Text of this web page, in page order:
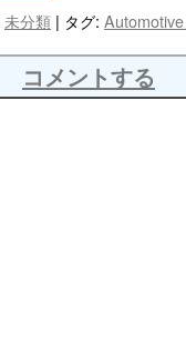
未分類 | タグ:
コメントする